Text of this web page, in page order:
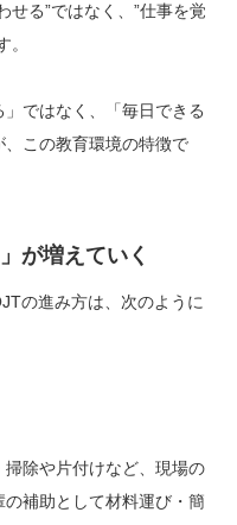
せる”ではなく、”仕事を覚
。
ではなく、「毎日できる
この教育環境の特徴で
が増えていく
の進み方は、次のように
除や片付けなど、現場の
補助として材料運び・簡